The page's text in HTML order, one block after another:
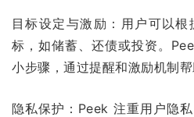
目标设定与激励：用户可以根
标，如储蓄、还债或投资。
小步骤，通过提醒和激励机制帮
隐私保护：Peek 注重用户隐